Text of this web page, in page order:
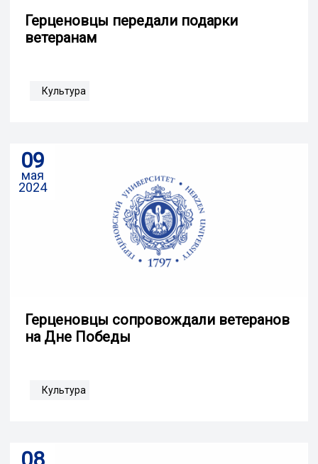
Герценовцы передали подарки
ветеранам
Культура
09
мая
2024
Герценовцы сопровождали ветеранов
на Дне Победы
Культура